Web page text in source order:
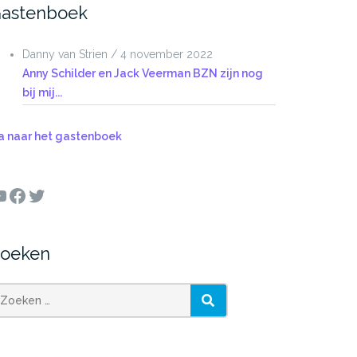
Danny van Strien / 4 november 2022
Anny Schilder en Jack Veerman BZN zijn nog
bij mij...
naar het gastenboek
Facebook
Twitter
ZOEKEN